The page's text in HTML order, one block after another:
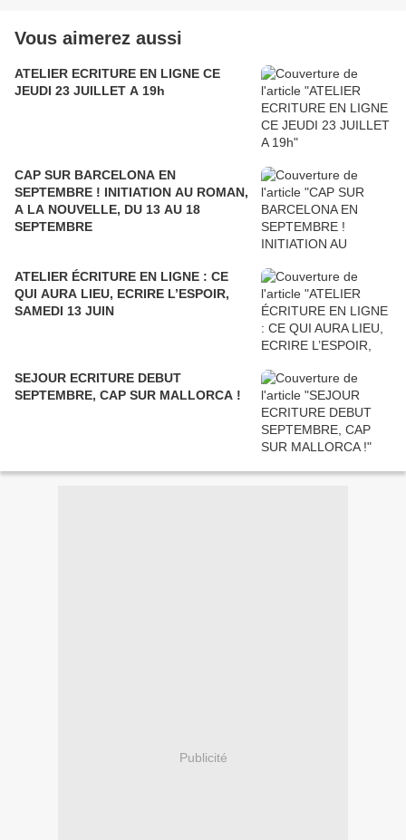
Vous aimerez aussi
ATELIER ECRITURE EN LIGNE CE
JEUDI 23 JUILLET A 19h
CAP SUR BARCELONA EN
SEPTEMBRE ! INITIATION AU ROMAN,
A LA NOUVELLE, DU 13 AU 18
SEPTEMBRE
ATELIER ÉCRITURE EN LIGNE : CE
QUI AURA LIEU, ECRIRE L’ESPOIR,
SAMEDI 13 JUIN
SEJOUR ECRITURE DEBUT
SEPTEMBRE, CAP SUR MALLORCA !
Publicité